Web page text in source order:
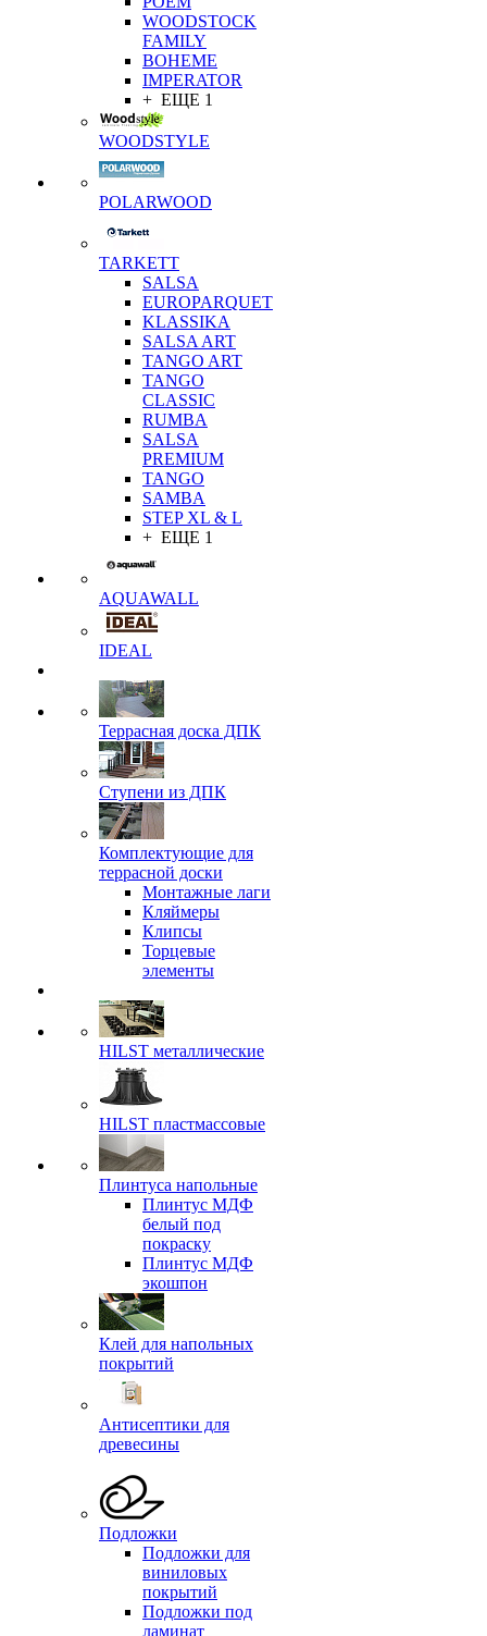
WOODSTOCK
FAMILY
BOHEME
IMPERATOR
+ ЕЩЕ 1
WOODSTYLE
POLARWOOD
TARKETT
SALSA
EUROPARQUET
KLASSIKA
SALSA ART
TANGO ART
TANGO
CLASSIC
RUMBA
SALSA
PREMIUM
TANGO
SAMBA
STEP XL & L
+ ЕЩЕ 1
AQUAWALL
IDEAL
Террасная доска ДПК
Ступени из ДПК
Комплектующие для
террасной доски
Монтажные лаги
Кляймеры
Клипсы
Торцевые
элементы
HILST металлические
HILST пластмассовые
Плинтуса напольные
Плинтус МДФ
белый под
покраску
Плинтус МДФ
экошпон
Клей для напольных
покрытий
Антисептики для
древесины
Подложки
Подложки для
виниловых
покрытий
Подложки под
ламинат